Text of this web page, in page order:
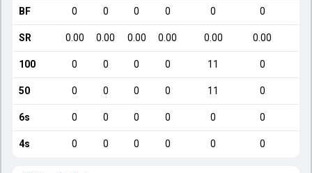
BF 0 0 0 0 0 0
SR 0.00 0.00 0.00 0.00 0.00 0.00
100 0 0 0 0 11 0
50 0 0 0 0 11 0
6s 0 0 0 0 0 0
4s 0 0 0 0 0 0